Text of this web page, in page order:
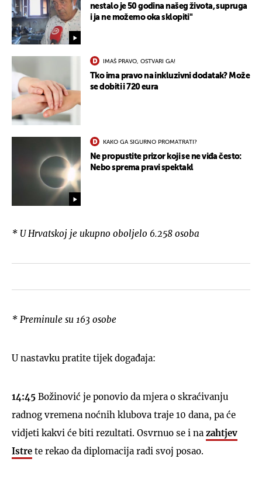
nestalo je 50 godina našeg života, supruga
i ja ne možemo oka sklopiti"
IMAŠ PRAVO, OSTVARI GA!
Tko ima pravo na inkluzivni dodatak? Može
se dobiti i 720 eura
KAKO GA SIGURNO PROMATRATI?
Ne propustite prizor koji se ne viđa često:
Nebo sprema pravi spektakl
* U Hrvatskoj je ukupno oboljelo 6.258 osoba
* Preminule su 163 osobe
U nastavku pratite tijek događaja:
14:45 Božinović je ponovio da mjera o skraćivanju
radnog vremena noćnih klubova traje 10 dana, pa će
vidjeti kakvi će biti rezultati. Osvrnuo se i na zahtjev
Istre te rekao da diplomacija radi svoj posao.